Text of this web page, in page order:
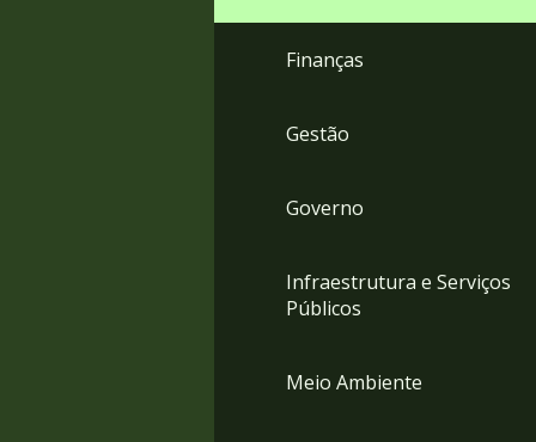
Finanças
Gestão
Governo
Infraestrutura e Serviços
Públicos
Meio Ambiente